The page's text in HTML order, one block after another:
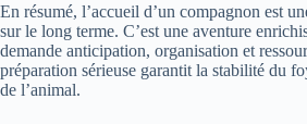
En résumé, l’accueil d’un compagnon est
sur le long terme. C’est une aventure
demande anticipation, organisation et
préparation sérieuse garantit la stabilité du
de l’animal.